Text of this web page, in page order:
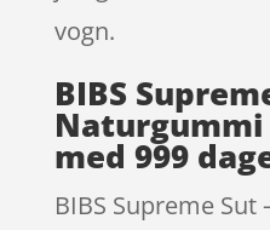
vogn.
BIBS
Naturgummi
med 999
BIBS Supreme Sut